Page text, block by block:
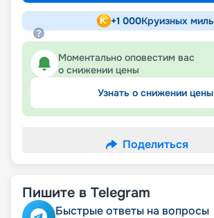
+1 000Круизных миль
Моментально оповестим вас
о снижении цены
Узнать о снижении цены
Поделиться
Пишите в Telegram
Быстрые ответы на вопросы